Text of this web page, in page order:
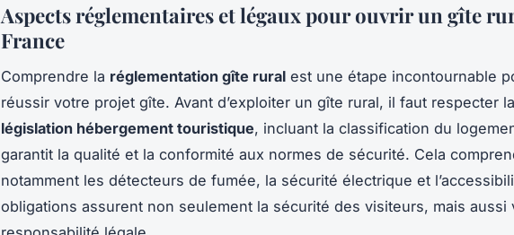
Aspects réglementaires et légaux pour ouvrir un gîte
France
Comprendre la réglementation gîte rural est une étape incontournable
réussir votre projet gîte. Avant d’exploiter un gîte rural, il faut respecter la
législation hébergement touristique, incluant la classification du
garantit la qualité et la conformité aux normes de sécurité. Cela
notamment les détecteurs de fumée, la sécurité électrique et
obligations assurent non seulement la sécurité des visiteurs, mais aussi